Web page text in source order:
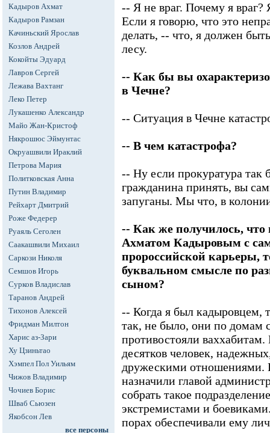
Кадыров Ахмат
Кадыров Рамзан
Качиньский Ярослав
Козлов Андрей
Кокойты Эдуард
Лавров Сергей
Лежава Вахтанг
Леко Петер
Лукашенко Александр
Майо Жан-Кристоф
Някрошюс Эймунтас
Окруашвили Ираклий
Петрова Мария
Политковская Анна
Путин Владимир
Рейхарт Дмитрий
Роже Федерер
Руаяль Сеголен
Саакашвили Михаил
Саркози Николя
Семшов Игорь
Сурков Владислав
Таранов Андрей
Тихонов Алексей
Фридман Милтон
Харис аз-Зари
Ху Цзиньтао
Хэмпел Пол Уильям
Чижов Владимир
Чочиев Борис
Шваб Сьюзен
Якобсон Лев
все персоны
-- Я не враг. Почему я
Если я говорю, что это
делать, -- что, я должен
лесу.
-- Как бы вы
в Чечне?
-- Ситуация в Чечне
-- В чем катастрофа?
-- Ну если прокуратура так
гражданина принять, вы
запуганы. Мы что, в
-- Как же получилось,
Ахматом Кадыровым с
пророссийской карьеры,
буквальном смысле по
сыном?
-- Когда я был кадыровцем,
так, не было, они по домам
противостояли
десятков человек,
дружескими отношениями.
назначили главой
собрать такое
экстремистами и
порах обеспечивали ему